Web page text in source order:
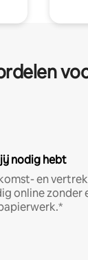
nodig hebt
en
online zonder